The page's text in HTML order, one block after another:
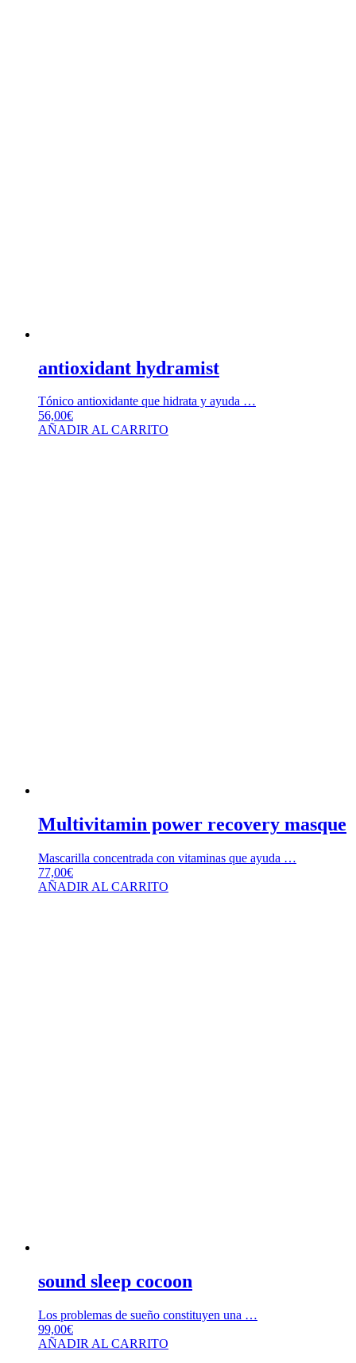
antioxidant hydramist
Tónico antioxidante que hidrata y ayuda …
56,00€
AÑADIR AL CARRITO
Multivitamin power recovery masque
Mascarilla concentrada con vitaminas que ayuda …
77,00€
AÑADIR AL CARRITO
sound sleep cocoon
Los problemas de sueño constituyen una …
99,00€
AÑADIR AL CARRITO